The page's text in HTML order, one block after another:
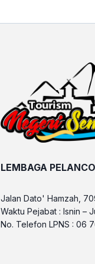
LEMBAGA
Jalan Dato' Hamzah,
Waktu Pejabat : Isnin –
No. Telefon LPNS : 06